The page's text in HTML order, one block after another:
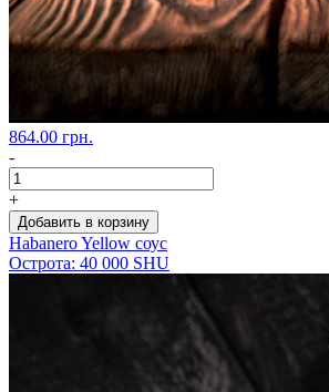
864.00 грн.
-
+
Добавить в корзину
Habanero Yellow соус
Острота: 40 000 SHU